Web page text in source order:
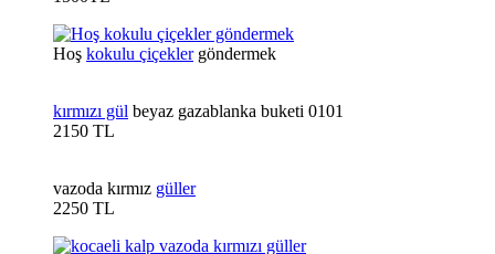
Hoş kokulu çiçeklergöndermek
kırmızı gül beyaz gazablanka buketi 0101
2150 TL
vazoda kırmız güller
2250 TL